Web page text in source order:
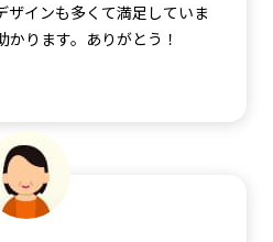
ザインも多くて満足していま
ります。ありがとう！